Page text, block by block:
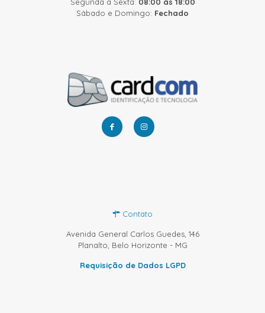
Sábado e Domingo: Fechado
Contato
Avenida General Carlos Guedes, 146
Planalto, Belo Horizonte - MG
Requisição de Dados LGPD